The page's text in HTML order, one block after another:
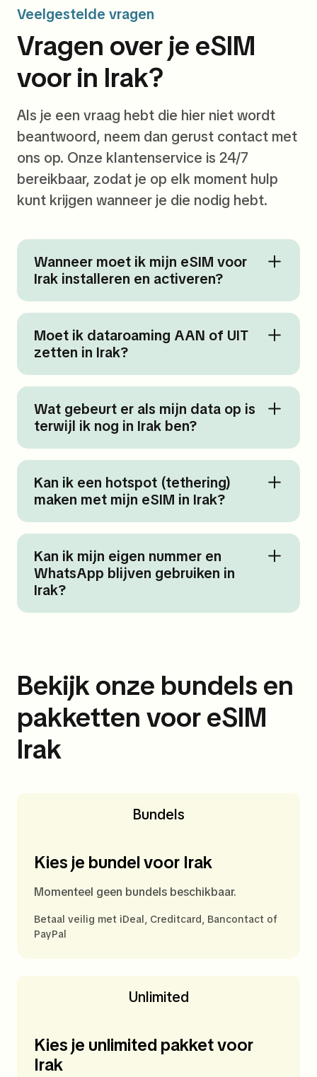
Veelgestelde vragen
Vragen over je eSIM
voor in Irak?
Als je een vraag hebt die hier niet wordt
beantwoord, neem dan gerust contact met
ons op. Onze klantenservice is 24/7
bereikbaar, zodat je op elk moment hulp
kunt krijgen wanneer je die nodig hebt.
Wanneer moet ik mijn eSIM voor
Irak installeren en activeren?
Moet ik dataroaming AAN of UIT
zetten in Irak?
Wat gebeurt er als mijn data op is
terwijl ik nog in Irak ben?
Kan ik een hotspot (tethering)
maken met mijn eSIM in Irak?
Kan ik mijn eigen nummer en
WhatsApp blijven gebruiken in
Irak?
Bekijk onze bundels en
pakketten voor eSIM
Irak
Bundels
Kies je bundel voor Irak
Momenteel geen bundels beschikbaar.
Betaal veilig met iDeal, Creditcard, Bancontact of
PayPal
Unlimited
Kies je unlimited pakket voor
Irak